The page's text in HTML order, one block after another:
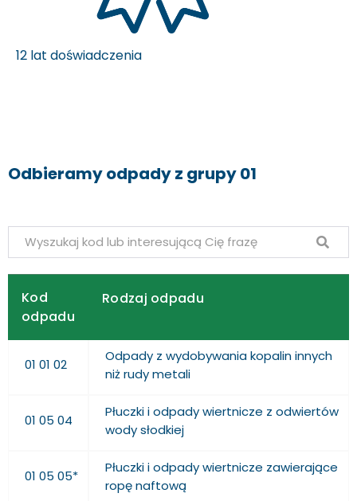
12 lat doświadczenia
Odbieramy odpady z grupy 01
Kod
odpadu
Rodzaj odpadu
01 01 02
Odpady z wydobywania kopalin innych
niż rudy metali
01 05 04
Płuczki i odpady wiertnicze z odwiertów
wody słodkiej
01 05 05*
Płuczki i odpady wiertnicze zawierające
ropę naftową